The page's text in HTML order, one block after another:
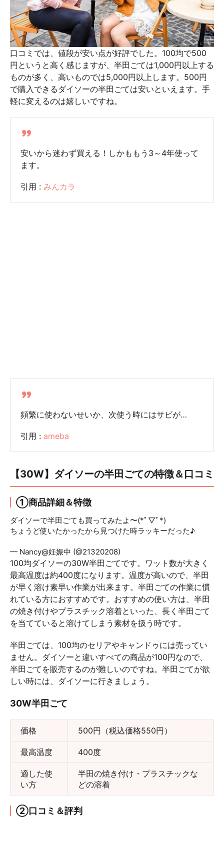
口コミでは、値段が安い点が好評でした。100均で500
円というと高く感じますが、半田ごては1,000円以上する
ものが多く、高いものでは5,000円以上します。500円
で購入できるダイソーの半田ごては安いといえます。手
軽に変えるのは嬉しいですね。
安いから迷わず買える！しかももう3～4年使って
ます。
引用 : みんカラ
頻繁に使わないせいか、次使う時にはサビが…
引用 : ameba
【30W】ダイソーの半田ごての特徴＆口コミ
①商品詳細＆特徴
ダイソーで半田ごても買ってみたよ〜(*ﾟ▽ﾟ*)
ちょうど使いたかったから見つけた時ラッキーだった♪
— Nancy@妊娠中 (@21320208)
100均ダイソーの30W半田ごてです。ワット数が大きく
最高温度は約400度になります。温度が高いので、半田
が早く溶け素早い作業が出来ます。半田ごての作業に慣
れている方におすすめです。おすすめの使い方は、半田
の焼き付けやプラスチック溶着といった、長く半田ごて
を当てていると溶けてしまう素材を扱う時です。
半田ごては、100均のセリアやキャンドゥには売ってい
ません。ダイソーと違いすべての商品が100円なので、
半田ごてを販売するのが難しいのですね。半田ごてが欲
しい時には、ダイソーに行きましょう。
30W半田ごて
価格 500円（税込価格550円）
最高温度 400度
適した使
い方
半田の焼き付け・プラスチックな
どの溶着
②口コミ＆評判